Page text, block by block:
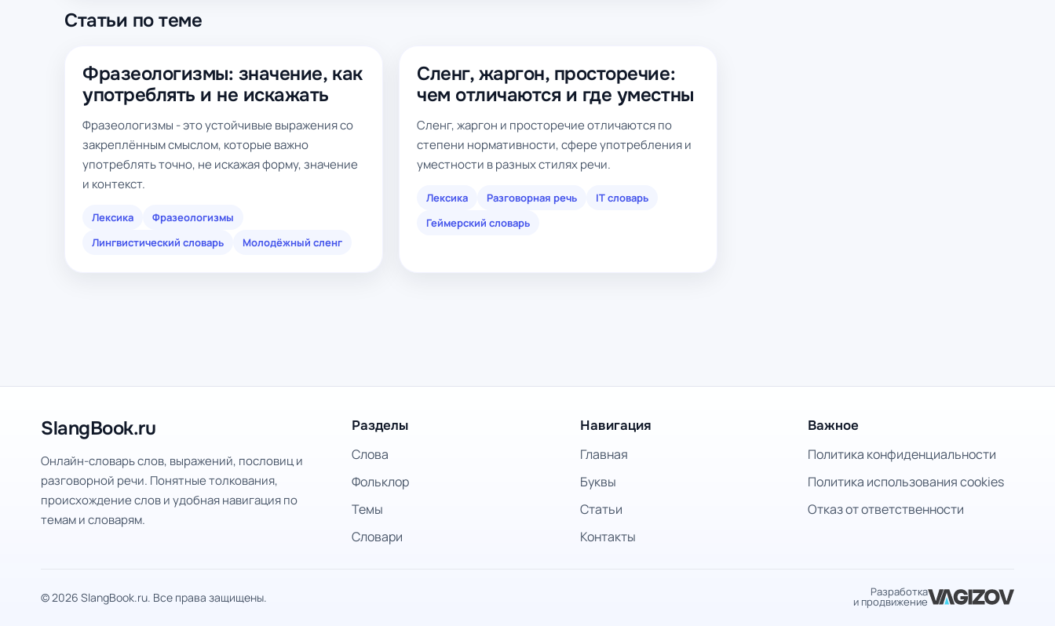
Статьи по теме
Фразеологизмы: значение, как
употреблять и не искажать
Фразеологизмы - это устойчивые выражения со
закреплённым смыслом, которые важно
употреблять точно, не искажая форму, значение
и контекст.
Лексика
Фразеологизмы
Лингвистический словарь
Молодёжный сленг
Сленг, жаргон, просторечие:
чем отличаются и где уместны
Сленг, жаргон и просторечие отличаются по
степени нормативности, сфере употребления и
уместности в разных стилях речи.
Лексика Разговорная речь
IT словарь
Геймерский словарь
SlangBook.ru
Онлайн-словарь слов, выражений, пословиц и
разговорной речи. Понятные толкования,
происхождение слов и удобная навигация по
темам и словарям.
Разделы
Слова
Фольклор
Темы
Словари
Навигация
Главная
Буквы
Статьи
Контакты
Важное
Политика конфиденциальности
Политика использования cookies
Отказ от ответственности
© 2026 SlangBook.ru. Все права защищены. Разработка
и продвижение